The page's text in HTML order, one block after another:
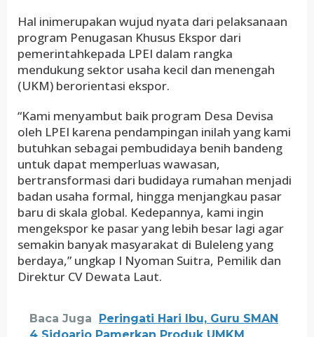
Hal inimerupakan wujud nyata dari pelaksanaan
program Penugasan Khusus Ekspor dari
pemerintahkepada LPEI dalam rangka
mendukung sektor usaha kecil dan menengah
(UKM) berorientasi ekspor.
“Kami menyambut baik program Desa Devisa
oleh LPEI karena pendampingan inilah yang kami
butuhkan sebagai pembudidaya benih bandeng
untuk dapat memperluas wawasan,
bertransformasi dari budidaya rumahan menjadi
badan usaha formal, hingga menjangkau pasar
baru di skala global. Kedepannya, kami ingin
mengekspor ke pasar yang lebih besar lagi agar
semakin banyak masyarakat di Buleleng yang
berdaya,” ungkap I Nyoman Suitra, Pemilik dan
Direktur CV Dewata Laut.
Baca Juga
Peringati Hari Ibu, Guru SMAN